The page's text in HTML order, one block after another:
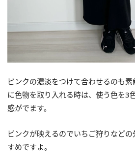
ピンクの濃淡をつけて合わせるのも
に色物を取り入れる時は、使う色を3
感がでます。
ピンクが映えるのでいちご狩りなど
すめですよ。